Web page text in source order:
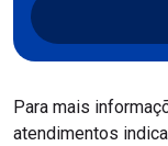
Para mais
atendimentos